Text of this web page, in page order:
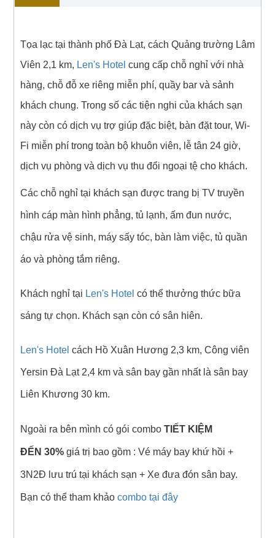
Tọa lạc tại thành phố Đà Lạt, cách Quảng trường Lâm
Viên 2,1 km, Len's Hotel cung cấp chỗ nghỉ với nhà
hàng, chỗ đỗ xe riêng miễn phí, quầy bar và sảnh
khách chung. Trong số các tiện nghi của khách sạn
này còn có dịch vụ trợ giúp đặc biệt, bàn đặt tour, Wi-
Fi miễn phí trong toàn bộ khuôn viên, lễ tân 24 giờ,
dịch vụ phòng và dịch vụ thu đổi ngoại tệ cho khách.
Các chỗ nghỉ tại khách sạn được trang bị TV truyền
hình cáp màn hình phẳng, tủ lạnh, ấm đun nước,
chậu rửa vệ sinh, máy sấy tóc, bàn làm việc, tủ quần
áo và phòng tắm riêng.
Khách nghỉ tại Len's Hotel có thể thưởng thức bữa
sáng tự chọn. Khách sạn còn có sân hiên.
Len's Hotel cách Hồ Xuân Hương 2,3 km, Công viên
Yersin Đà Lạt 2,4 km và sân bay gần nhất là sân bay
Liên Khương 30 km.
Ngoài ra bên mình có gói combo TIẾT KIỆM
ĐẾN 30%giá trị bao gồm : Vé máy bay khứ hồi +
3N2Đ lưu trú tại khách sạn + Xe đưa đón sân bay.
Bạn có thể tham khảo combo tại đây